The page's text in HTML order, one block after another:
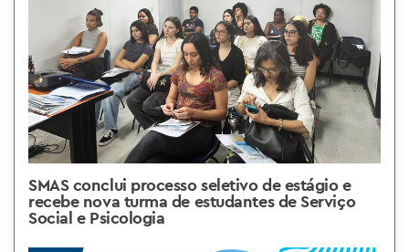
SMAS conclui processo seletivo de estágio e
recebe nova turma de estudantes de Serviço
Social e Psicologia